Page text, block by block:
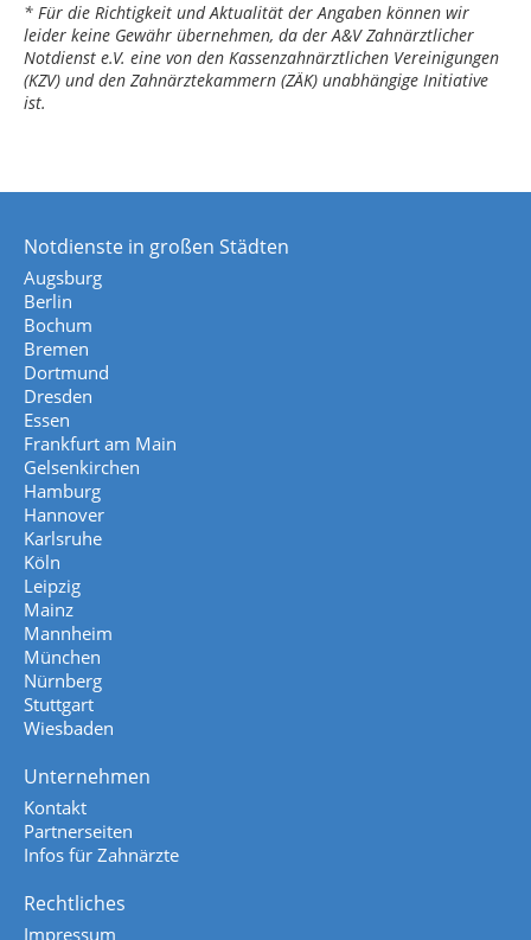
* Für die Richtigkeit und Aktualität der Angaben können wir
leider keine Gewähr übernehmen, da der A&V Zahnärztlicher
Notdienst e.V. eine von den Kassenzahnärztlichen Vereinigungen
(KZV) und den Zahnärztekammern (ZÄK) unabhängige Initiative
ist.
Notdienste in großen Städten
Augsburg
Berlin
Bochum
Bremen
Dortmund
Dresden
Essen
Frankfurt am Main
Gelsenkirchen
Hamburg
Hannover
Karlsruhe
Köln
Leipzig
Mainz
Mannheim
München
Nürnberg
Stuttgart
Wiesbaden
Unternehmen
Kontakt
Partnerseiten
Infos für Zahnärzte
Rechtliches
Impressum